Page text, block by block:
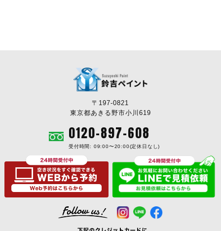
〒197-0821
東京都あきる野市小川619
0120-897-608
受付時間: 09:00〜20:00(定休日なし)